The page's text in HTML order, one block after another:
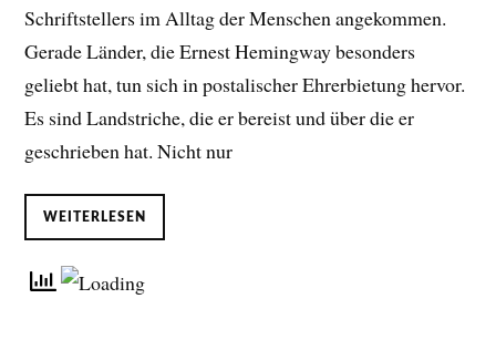
Schriftstellers im Alltag der Menschen angekommen.
Gerade Länder, die Ernest Hemingway besonders
geliebt hat, tun sich in postalischer Ehrerbietung hervor.
Es sind Landstriche, die er bereist und über die er
geschrieben hat. Nicht nur
WEITERLESEN